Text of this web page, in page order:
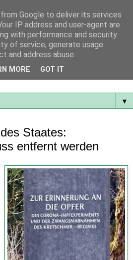
der Region immer auf dem
▼
Staates:
entfernt werden
Google to deliver its services
IP address and user-agent are
with performance and security
of service, generate usage
and address abuse.
MORE GOT IT